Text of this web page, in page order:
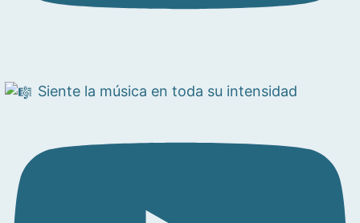
Siente la música en toda su intensidad